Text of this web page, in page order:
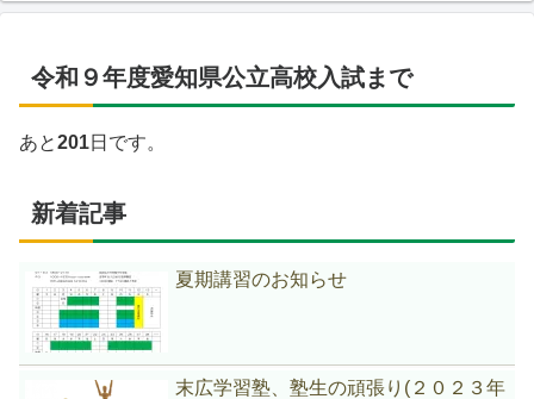
令和９年度愛知県公立高校入試まで
あと201日です。
新着記事
夏期講習のお知らせ
末広学習塾、塾生の頑張り(２０２３年